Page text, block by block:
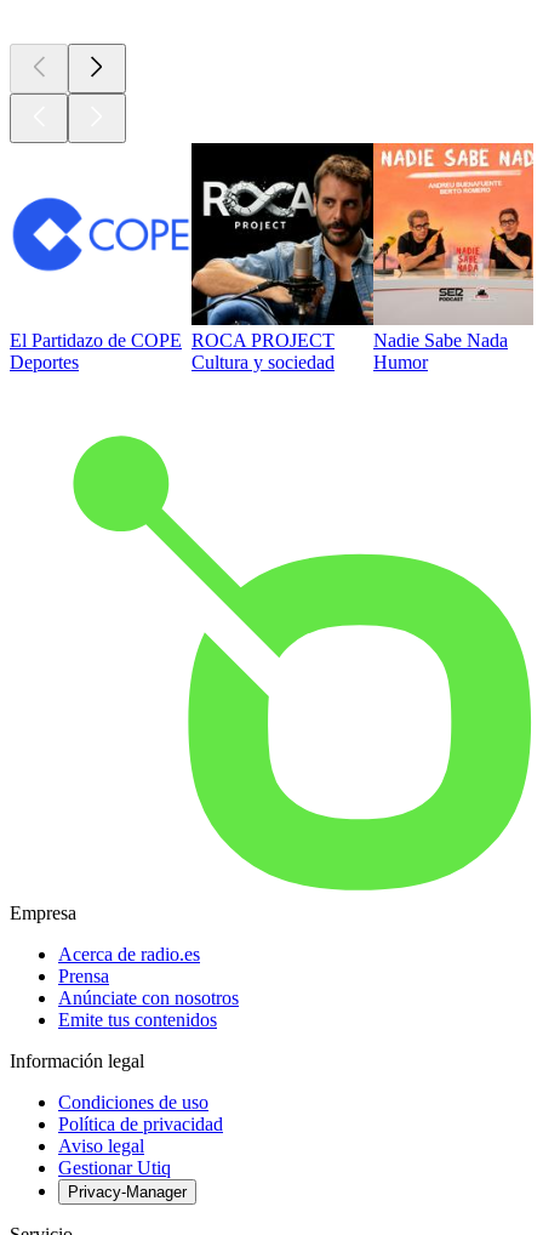
El Partidazo de COPE
Deportes
ROCA PROJECT
Cultura y sociedad
Nadie Sabe Nada
Humor
Empresa
Acerca de radio.es
Prensa
Anúnciate con nosotros
Emite tus contenidos
Información legal
Condiciones de uso
Política de privacidad
Aviso legal
Gestionar Utiq
Privacy-Manager